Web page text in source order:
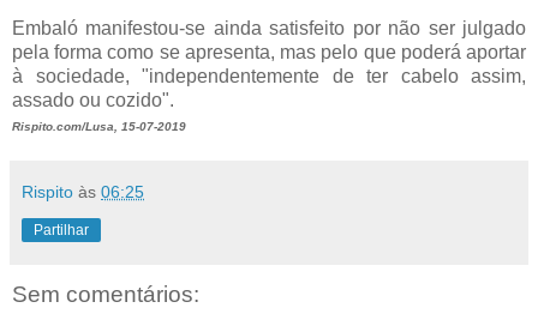
Embaló manifestou-se ainda satisfeito por não ser julgado
pela forma como se apresenta, mas pelo que poderá aportar
à sociedade, "independentemente de ter cabelo assim,
assado ou cozido".
Rispito.com/Lusa, 15-07-2019
Rispito às 06:25
Partilhar
Sem comentários: